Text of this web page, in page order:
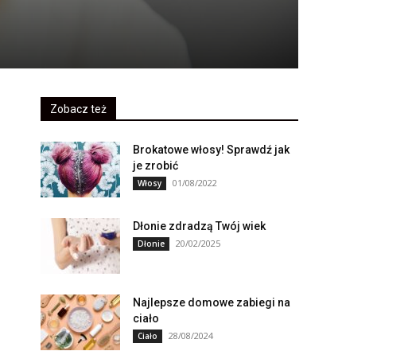
Zobacz też
Brokatowe włosy! Sprawdź jak
je zrobić
Włosy 01/08/2022
Dłonie zdradzą Twój wiek
Dłonie 20/02/2025
Najlepsze domowe zabiegi na
ciało
Ciało 28/08/2024